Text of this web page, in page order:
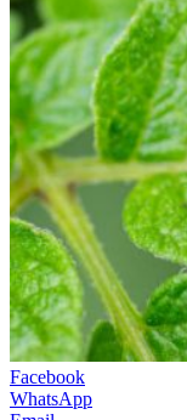
Facebook
WhatsApp